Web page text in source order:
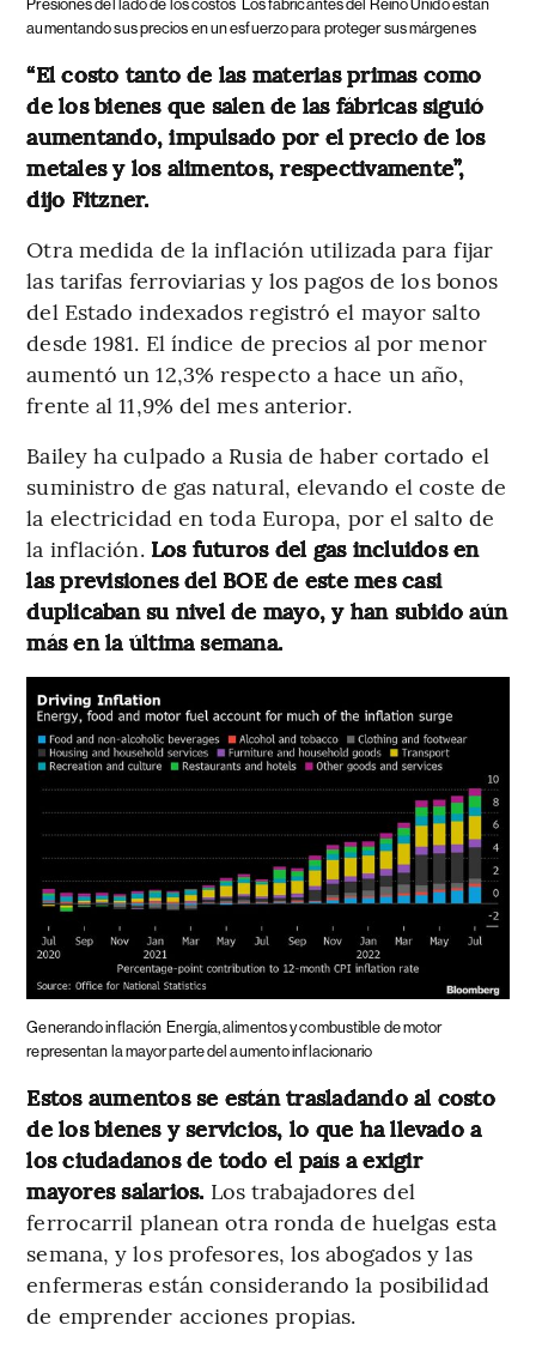
Presiones del lado de los costos
Los fabricantes del Reino Unido están
aumentando sus precios en un esfuerzo para proteger sus márgenes
“El costo tanto de las materias primas como
de los bienes que salen de las fábricas siguió
aumentando, impulsado por el precio de los
metales y los alimentos, respectivamente”,
dijo Fitzner.
Otra medida de la inflación utilizada para fijar
las tarifas ferroviarias y los pagos de los bonos
del Estado indexados registró el mayor salto
desde 1981. El índice de precios al por menor
aumentó un 12,3% respecto a hace un año,
frente al 11,9% del mes anterior.
Bailey ha culpado a Rusia de haber cortado el
suministro de gas natural, elevando el coste de
la electricidad en toda Europa, por el salto de
la inflación. Los futuros del gas incluidos en
las previsiones del BOE de este mes casi
duplicaban su nivel de mayo, y han subido aún
más en la última semana.
Generando inflación Energía, alimentos y combustible de motor
representan la mayor parte del aumento inflacionario
Estos aumentos se están trasladando al costo
de los bienes y servicios, lo que ha llevado a
los ciudadanos de todo el país a exigir
mayores salarios. Los trabajadores del
ferrocarril planean otra ronda de huelgas esta
semana, y los profesores, los abogados y las
enfermeras están considerando la posibilidad
de emprender acciones propias.